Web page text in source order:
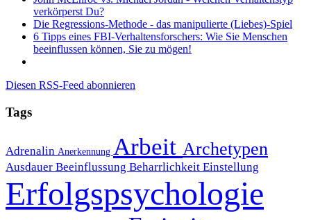
verkörperst Du?
Die Regressions-Methode - das manipulierte (Liebes)-Spiel
6 Tipps eines FBI-Verhaltensforschers: Wie Sie Menschen
beeinflussen können, Sie zu mögen!
Diesen RSS-Feed abonnieren
Tags
Adrenalin Anerkennung Arbeit Archetypen
Ausdauer Beeinflussung Beharrlichkeit Einstellung
Erfolgspsychologie